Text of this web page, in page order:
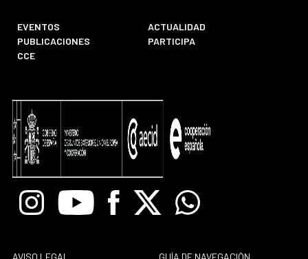
EVENTOS
ACTUALIDAD
PUBLICACIONES
PARTICIPA
CCE
InstagramYoutube Facebook
X Whatsapp